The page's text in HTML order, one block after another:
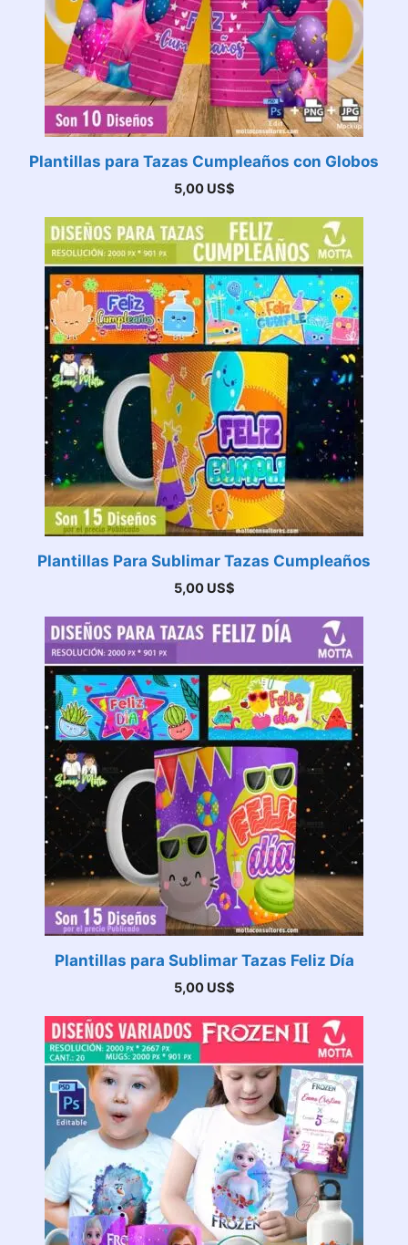
Plantillas para Tazas Cumpleaños con Globos
5,00 US$
Plantillas Para Sublimar Tazas Cumpleaños
5,00 US$
Plantillas para Sublimar Tazas Feliz Día
5,00 US$